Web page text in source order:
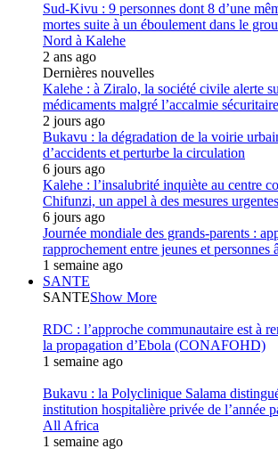
Sud-Kivu : 9 personnes dont 8 d’une
mortes suite à un éboulement dans le
Nord à Kalehe
2 ans ago
Dernières nouvelles
Kalehe : à Ziralo, la société civile alerte
médicaments malgré l’accalmie sécuritaire
2 jours ago
Bukavu : la dégradation de la voirie
d’accidents et perturbe la circulation
6 jours ago
Kalehe : l’insalubrité inquiète au centre
Chifunzi, un appel à des mesures urgentes
6 jours ago
Journée mondiale des grands-parents :
rapprochement entre jeunes et personnes
1 semaine ago
SANTE
SANTEShow More
RDC : l’approche communautaire est à
la propagation d’Ebola (CONAFOHD)
1 semaine ago
Bukavu : la Polyclinique Salama
institution hospitalière privée de l’année
All Africa
1 semaine ago